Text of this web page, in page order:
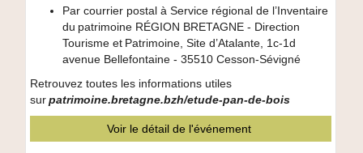
Par courrier postal à Service régional de l’Inventaire
du patrimoine RÉGION BRETAGNE - Direction
Tourisme et Patrimoine, Site d’Atalante, 1c-1d
avenue Bellefontaine - 35510 Cesson-Sévigné
Retrouvez toutes les informations utiles
surpatrimoine.bretagne.bzh/etude-pan-de-bois
Voir le détail de l'événement